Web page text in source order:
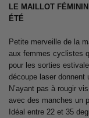
LE MAILLOT
ÉTÉ
Petite merveille de la
aux femmes cyclistes
pour les sorties
découpe laser donnent
N’ayant pas à rougir
avec des manches un
Idéal entre 22 et 35